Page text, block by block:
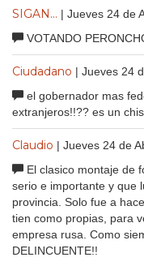
SIGAN... | Jueves 24 de
VOTANDO
Ciudadano | Jueves 24
el gobernador mas
extranjeros!!?? es un
Claudio | Jueves 24 de
El clasico montaje de
serio e importante y que
provincia. Solo fue a
tien como propias, para
empresa rusa. Como
DELINCUENTE!!